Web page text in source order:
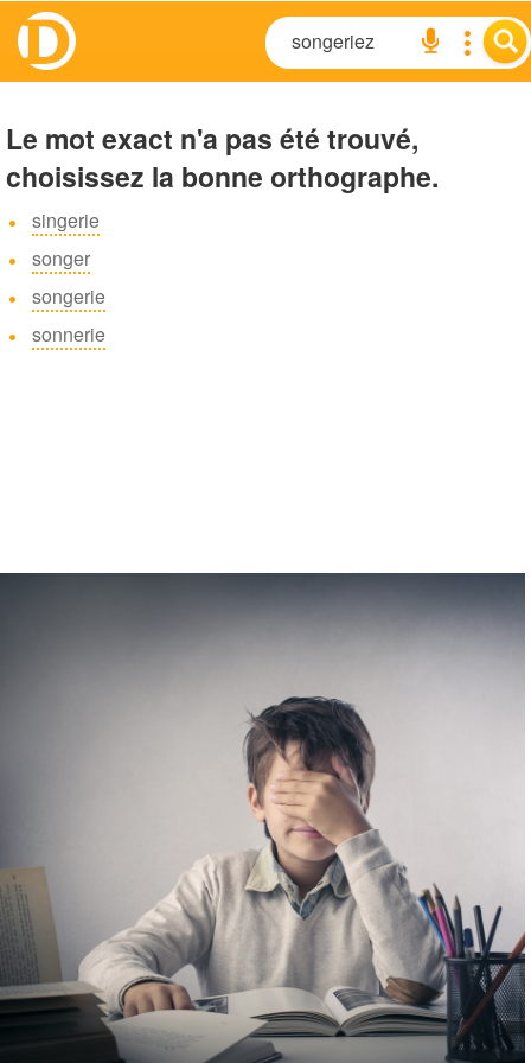
Le mot exact n'a pas été trouvé,
choisissez la bonne orthographe.
singerie
songer
songerie
sonnerie